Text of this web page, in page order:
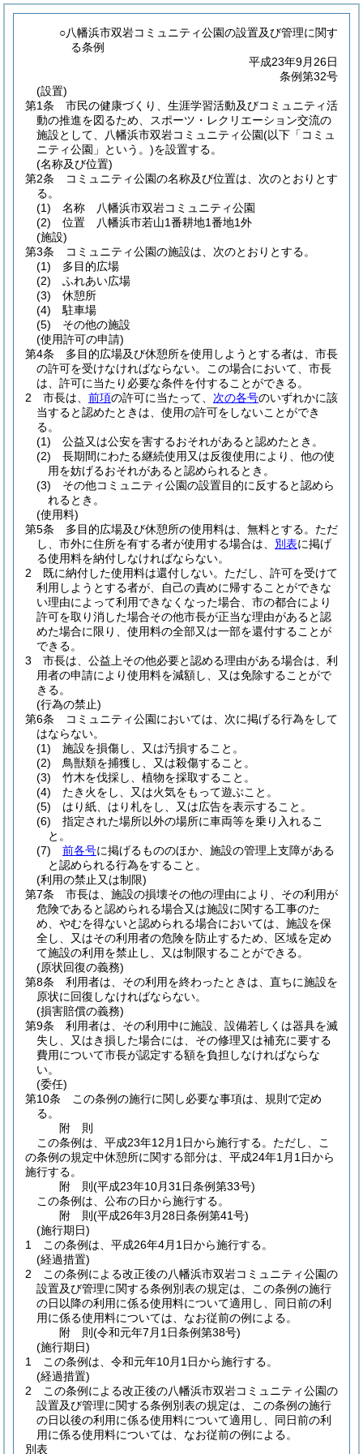
○八幡浜市双岩コミュニティ公園の設置及び管理に関す
る条例
平成23年9月26日
条例第32号
(設置)
第1条
市民の健康づくり、生涯学習活動及びコミュニティ活
動の推進を図るため、スポーツ・レクリエーション交流の
施設として、八幡浜市双岩コミュニティ公園(以下「コミュ
ニティ公園」という。)を設置する。
(名称及び位置)
第2条
コミュニティ公園の名称及び位置は、次のとおりとす
る。
(1)
名称 八幡浜市双岩コミュニティ公園
(2)
位置 八幡浜市若山1番耕地1番地1外
(施設)
第3条
コミュニティ公園の施設は、次のとおりとする。
(1)
多目的広場
(2)
ふれあい広場
(3)
休憩所
(4)
駐車場
(5)
その他の施設
(使用許可の申請)
第4条
多目的広場及び休憩所を使用しようとする者は、市長
の許可を受けなければならない。
この場合において、市長
は、許可に当たり必要な条件を付することができる。
2
市長は、 前項の許可に当たって、 次の各号のいずれかに該
当すると認めたときは、使用の許可をしないことができ
る。
(1)
公益又は公安を害するおそれがあると認めたとき。
(2)
長期間にわたる継続使用又は反復使用により、他の使
用を妨げるおそれがあると認められるとき。
(3)
その他コミュニティ公園の設置目的に反すると認めら
れるとき。
(使用料)
第5条
多目的広場及び休憩所の使用料は、無料とする。 ただ
し、市外に住所を有する者が使用する場合は、 別表に掲げ
る使用料を納付しなければならない。
2
既に納付した使用料は還付しない。 ただし、許可を受けて
利用しようとする者が、自己の責めに帰することができな
い理由によって利用できなくなった場合、市の都合により
許可を取り消した場合その他市長が正当な理由があると認
めた場合に限り、使用料の全部又は一部を還付することが
できる。
3
市長は、公益上その他必要と認める理由がある場合は、利
用者の申請により使用料を減額し、又は免除することがで
きる。
(行為の禁止)
第6条
コミュニティ公園においては、次に掲げる行為をして
はならない。
(1)
施設を損傷し、又は汚損すること。
(2)
鳥獣類を捕獲し、又は殺傷すること。
(3)
竹木を伐採し、植物を採取すること。
(4)
たき火をし、又は火気をもって遊ぶこと。
(5)
はり紙、はり札をし、又は広告を表示すること。
(6)
指定された場所以外の場所に車両等を乗り入れるこ
と。
(7)
前各号に掲げるもののほか、施設の管理上支障がある
と認められる行為をすること。
(利用の禁止又は制限)
第7条
市長は、施設の損壊その他の理由により、その利用が
危険であると認められる場合又は施設に関する工事のた
め、やむを得ないと認められる場合においては、施設を保
全し、又はその利用者の危険を防止するため、区域を定め
て施設の利用を禁止し、又は制限することができる。
(原状回復の義務)
第8条
利用者は、その利用を終わったときは、直ちに施設を
原状に回復しなければならない。
(損害賠償の義務)
第9条
利用者は、その利用中に施設、設備若しくは器具を滅
失し、又はき損した場合には、その修理又は補充に要する
費用について市長が認定する額を負担しなければならな
い。
(委任)
第10条
この条例の施行に関し必要な事項は、規則で定め
る。
附 則
この条例は、平成23年12月1日から施行する。 ただし、こ
の条例の規定中休憩所に関する部分は、平成24年1月1日から
施行する。
附 則(平成23年10月31日条例第33号)
この条例は、公布の日から施行する。
附 則(平成26年3月28日条例第41号)
(施行期日)
1
この条例は、平成26年4月1日から施行する。
(経過措置)
2
この条例による改正後の八幡浜市双岩コミュニティ公園の
設置及び管理に関する条例別表の規定は、この条例の施行
の日以降の利用に係る使用料について適用し、同日前の利
用に係る使用料については、なお従前の例による。
附 則(令和元年7月1日条例第38号)
(施行期日)
1
この条例は、令和元年10月1日から施行する。
(経過措置)
2
この条例による改正後の八幡浜市双岩コミュニティ公園の
設置及び管理に関する条例別表の規定は、この条例の施行
の日以後の利用に係る使用料について適用し、同日前の利
用に係る使用料については、なお従前の例による。
別表